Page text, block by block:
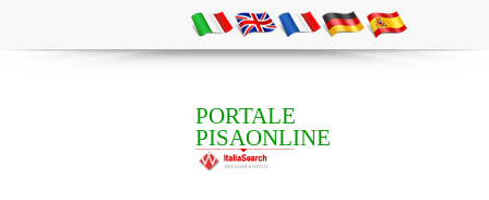
PORTALE
PISAONLINE